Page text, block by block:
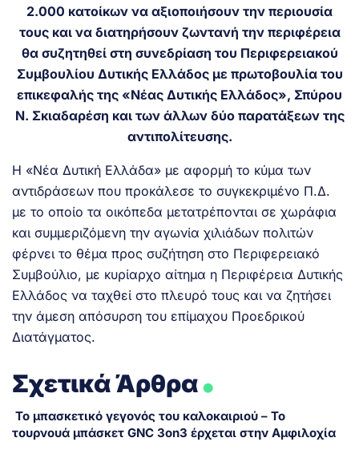
2.000 κατοίκων να αξιοποιήσουν την περιουσία
τους και να διατηρήσουν ζωντανή την περιφέρεια
θα συζητηθεί στη συνεδρίαση του Περιφερειακού
Συμβουλίου Δυτικής Ελλάδος με πρωτοβουλία του
επικεφαλής της «Νέας Δυτικής Ελλάδος», Σπύρου
Ν. Σκιαδαρέση και των άλλων δύο παρατάξεων της
αντιπολίτευσης.
Η «Νέα Δυτική Ελλάδα» με αφορμή το κύμα των
αντιδράσεων που προκάλεσε το συγκεκριμένο Π.Δ.
με το οποίο τα οικόπεδα μετατρέπονται σε χωράφια
και συμμεριζόμενη την αγωνία χιλιάδων πολιτών
φέρνει το θέμα προς συζήτηση στο Περιφερειακό
Συμβούλιο, με κυρίαρχο αίτημα η Περιφέρεια Δυτικής
Ελλάδος να ταχθεί στο πλευρό τους και να ζητήσει
την άμεση απόσυρση του επίμαχου Προεδρικού
Διατάγματος.
Σχετικά Άρθρα.
Το μπασκετικό γεγονός του καλοκαιριού – Το
τουρνουά μπάσκετ GNC 3on3 έρχεται στην Αμφιλοχία